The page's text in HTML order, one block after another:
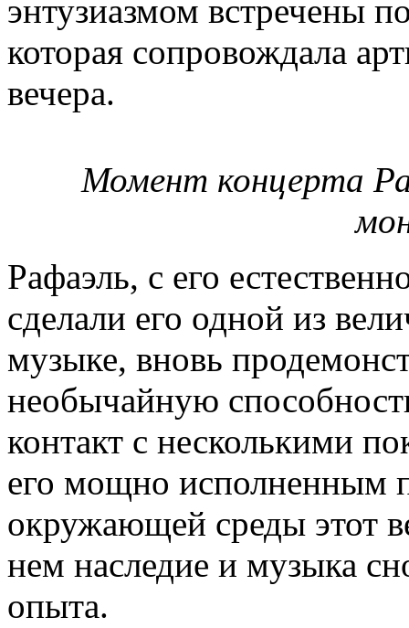
энтузиазмом встречены
которая сопровождала
вечера.
Момент концерта
Рафаэль, с его
сделали его одной из
музыке, вновь
необычайную
контакт с несколькими
его мощно исполненным
окружающей среды этот
нем наследие и музыка
опыта.